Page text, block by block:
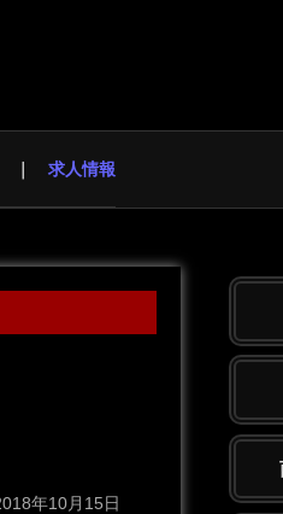
求人情報
年10月15日